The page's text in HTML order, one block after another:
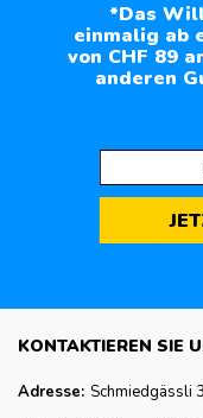
*Das
einmalig ab
von CHF 89
anderen
KONTAKTIEREN SIE
Adresse: Schmiedgässli